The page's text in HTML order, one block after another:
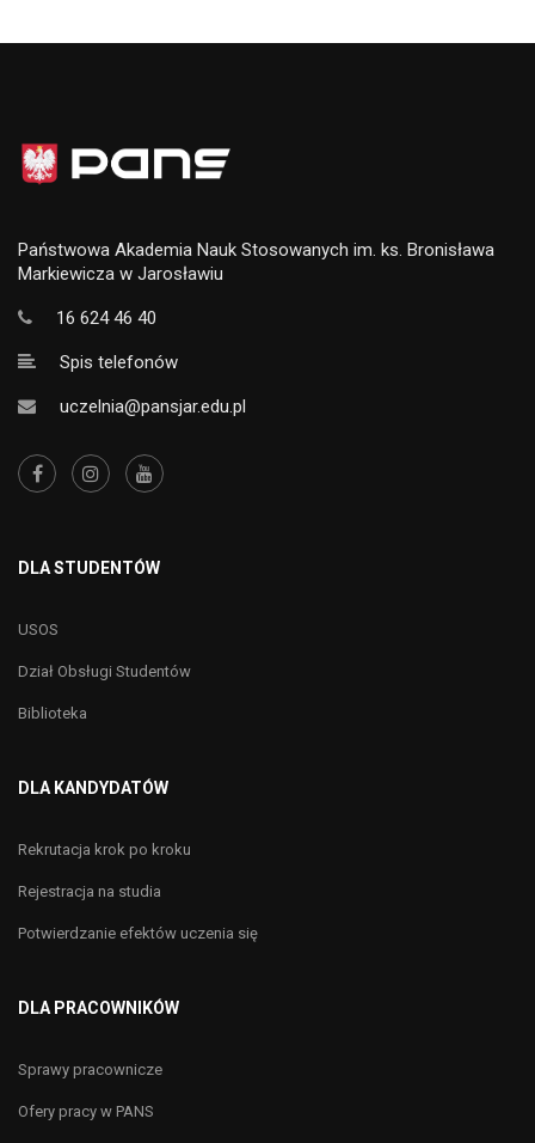
Państwowa Akademia Nauk Stosowanych im. ks. Bronisława
Markiewicza w Jarosławiu
16 624 46 40
Spis telefonów
uczelnia@pansjar.edu.pl
DLA STUDENTÓW
USOS
Dział Obsługi Studentów
Biblioteka
DLA KANDYDATÓW
Rekrutacja krok po kroku
Rejestracja na studia
Potwierdzanie efektów uczenia się
DLA PRACOWNIKÓW
Sprawy pracownicze
Ofery pracy w PANS